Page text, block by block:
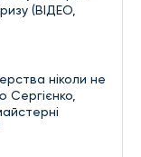
(ВІДЕО,
ніколи не
Сергієнко,